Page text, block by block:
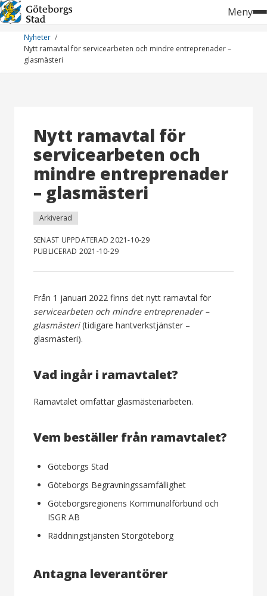
Hoppa
till
innehåll
Meny
Nyheter
Nytt ramavtal för servicearbeten och mindre entreprenader –
glasmästeri
Nytt ramavtal för
servicearbeten och
mindre entreprenader
– glasmästeri
Arkiverad
SENAST UPPDATERAD 2021-10-29
PUBLICERAD 2021-10-29
Från 1 januari 2022 finns det nytt ramavtal för
servicearbeten och mindre entreprenader –
glasmästeri(tidigare hantverkstjänster –
glasmästeri).
Vad ingår i ramavtalet?
Ramavtalet omfattar glasmästeriarbeten.
Vem beställer från ramavtalet?
Göteborgs Stad
Göteborgs Begravningssamfällighet
Göteborgsregionens Kommunalförbund och
ISGR AB
Räddningstjänsten Storgöteborg
Antagna leverantörer